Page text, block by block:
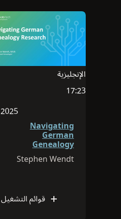
الإنجليزية
لغة هذه الجلسة هي الإنجليزية
17:23
2025
Navigating
German
Genealogy
Research
Stephen Wendt
قوائم التشغيل